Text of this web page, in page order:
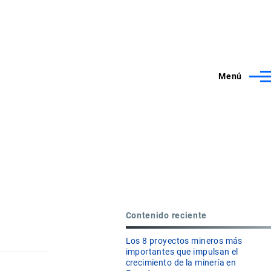
Menú
Contenido reciente
Los 8 proyectos mineros más
importantes que impulsan el
crecimiento de la minería en